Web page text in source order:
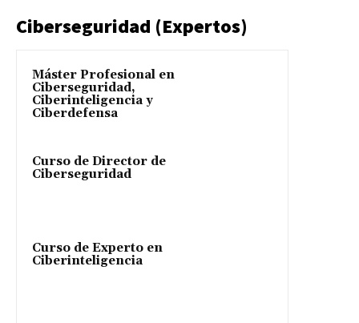
Ciberseguridad (Expertos)
Máster Profesional en
Ciberseguridad,
Ciberinteligencia y
Ciberdefensa
Curso de Director de
Ciberseguridad
Curso de Experto en
Ciberinteligencia